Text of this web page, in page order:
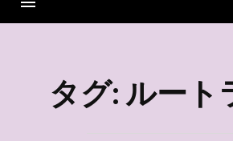
タグ: ルート